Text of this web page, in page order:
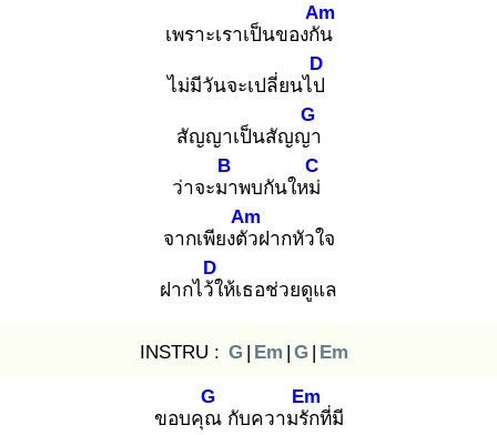
เพราะเราเป็นของกัน
Am
ไม่มีวันจะเปลี่ยนไป
D
สัญญาเป็นสัญญา
G
ว่าจะมา
B
พบกันใหม่
C
จากเพียงตัว
Am
ฝากหัวใจ
ฝากไว้ใ
D
ห้เธอช่วยดูแล
INSTRU : G | Em | G | Em
ขอบคุณ
G
กับความรัก
Em
ที่มี